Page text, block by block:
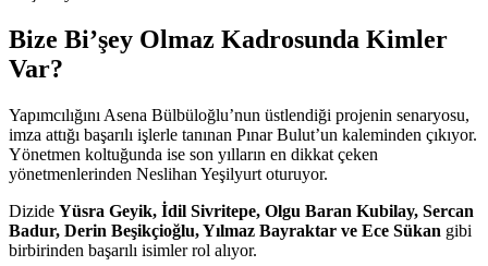
Bize Bi’şey Olmaz Kadrosunda Kimler
Var?
Yapımcılığını Asena Bülbüloğlu’nun üstlendiği projenin senaryosu,
imza attığı başarılı işlerle tanınan Pınar Bulut’un kaleminden çıkıyor.
Yönetmen koltuğunda ise son yılların en dikkat çeken
yönetmenlerinden Neslihan Yeşilyurt oturuyor.
Dizide Yüsra Geyik, İdil Sivritepe, Olgu Baran Kubilay, Sercan
Badur, Derin Beşikçioğlu, Yılmaz Bayraktar ve Ece Sükan gibi
birbirinden başarılı isimler rol alıyor.